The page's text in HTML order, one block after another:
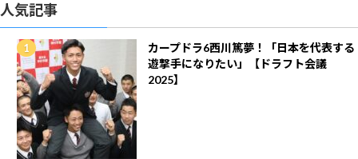
人気記事
カープドラ6西川篤夢！「日本を代表する
遊撃手になりたい」【ドラフト会議
2025】